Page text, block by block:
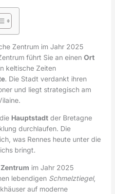
Zentrum im Jahr 2025
führt Sie an einen Ort
keltische Zeiten
. Die Stadt verdankt ihren
und liegt strategisch am
Hauptstadtder Bretagne
durchlaufen. Die
was Rennes heute unter die
bringt.
Zentrum im Jahr 2025
lebendigen Schmelztiegel,
auf moderne